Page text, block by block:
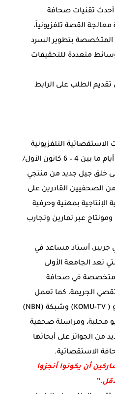
تقنيات صحافة
القصة تلفزيونياً،
المتخصصة بتطوير السرد
متعددة للتحقيقات
الطلب على الرابط
التلفزيونية
، وتمتد لثلاثة أيام ما بين 4 – 6 كانون الأول/
خلق جيل جديد من منتجي
الصحفيين القادرين على
الإنتاجية بمهنية وحرفية
عبر تمارين وتجارب
أستاذ مساعد في
تعد الجامعة الأولى
متخصصة في صحافة
الجريمة، كما تعمل
كمدير تحرير لتلفزيون كومو ( KOMU-TV) وشبكة (NBN)
محلية، ومراسلة صحفية
من الجوائز على أبحاثها
الاستقصائية.
أن يكونوا أنجزوا